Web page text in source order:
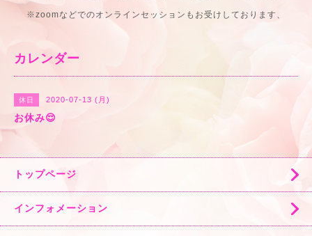
※zoomなどでのオンラインセッションもお受けしております、
カレンダー
休日 2020-07-13 (月)
お休み😌
トップページ
インフォメーション